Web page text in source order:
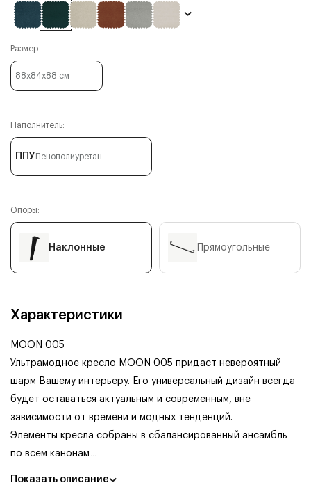
Размер
88x84x88 см
Наполнитель:
ППУ Пенополиуретан
Опоры:
Наклонные Прямоугольные
Характеристики
MOON 005
Ультрамодное кресло MOON 005 придаст невероятный
шарм Вашему интерьеру. Его универсальный дизайн всегда
будет оставаться актуальным и современным, вне
зависимости от времени и модных тенденций.
Элементы кресла собраны в сбалансированный ансамбль
по всем канонам ...
Показать описание